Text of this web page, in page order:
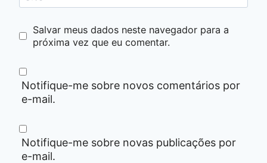
Salvar meus dados neste navegador para a
próxima vez que eu comentar.
Notifique-me sobre novos comentários por
e-mail.
Notifique-me sobre novas publicações por
e-mail.